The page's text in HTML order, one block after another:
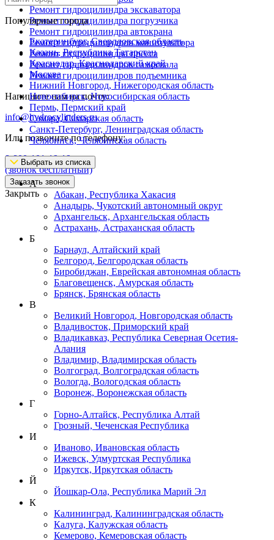
Ремонт гидроцилиндра экскаватора
Ремонт гидроцилиндра погрузчика
Ремонт гидроцилиндра автокрана
Ремонт гидроцилиндров манипулятора
Ремонт гидроцилиндра пресса
Ремонт гидроцилиндров самосвала
Ремонт гидроцилиндров подъемника
Напишите нам на почту:
info@hydrocylinders.ru
Или позвоните по телефону:
8-800-101-19-19
(звонок бесплатный)
Заказать звонок
Закрыть
Популярные города
Екатеринбург, Свердловская область
Казань, Республика Татарстан
Краснодар, Краснодарский край
Москва
Нижний Новгород, Нижегородская область
Новосибирск, Новосибирская область
Пермь, Пермский край
Самара, Самарская область
Санкт-Петербург, Ленинградская область
Челябинск, Челябинская область
Выбрать из списка
А
Абакан, Республика Хакасия
Анадырь, Чукотский автономный округ
Архангельск, Архангельская область
Астрахань, Астраханская область
Б
Барнаул, Алтайский край
Белгород, Белгородская область
Биробиджан, Еврейская автономная область
Благовещенск, Амурская область
Брянск, Брянская область
В
Великий Новгород, Новгородская область
Владивосток, Приморский край
Владикавказ, Республика Северная Осетия-
Алания
Владимир, Владимирская область
Волгоград, Волгоградская область
Вологда, Вологодская область
Воронеж, Воронежская область
Г
Горно-Алтайск, Республика Алтай
Грозный, Чеченская Республика
И
Иваново, Ивановская область
Ижевск, Удмуртская Республика
Иркутск, Иркутская область
Й
Йошкар-Ола, Республика Марий Эл
К
Калининград, Калининградская область
Калуга, Калужская область
Кемерово, Кемеровская область